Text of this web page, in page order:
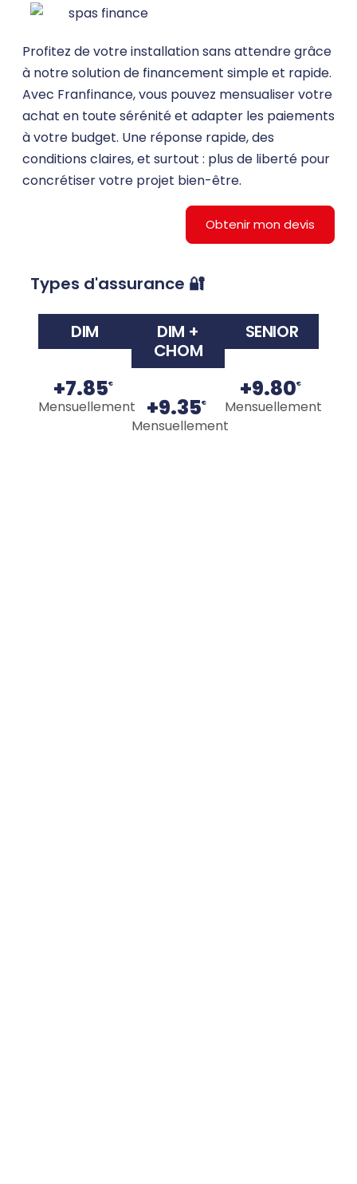
Types d'assurance 🔐
DIM
+7.85€
Mensuellement
DIM +
CHOM
+9.35€
Mensuellement
SENIOR
+9.80€
Mensuellement
Profitez de votre installation sans attendre grâce
à notre solution de financement simple et rapide.
Avec Franfinance, vous pouvez mensualiser votre
achat en toute sérénité et adapter les paiements
à votre budget. Une réponse rapide, des
conditions claires, et surtout : plus de liberté pour
concrétiser votre projet bien-être.
Obtenir mon devis